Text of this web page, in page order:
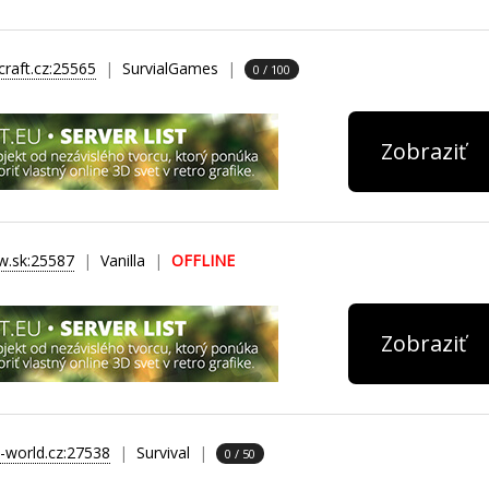
SurvialGames 0 / 100
Zobraziť
Vanilla OFFLINE
Zobraziť
world.cz:27538 Survival 0 / 50